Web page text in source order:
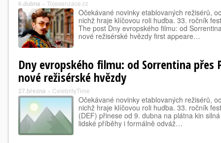
6.dubna » Tojesenzace.cz
Očekávané novinky etablovaných režisérů,
nichž hraje klíčovou roli hudba. 33. ročník
The post Dny evropského filmu: od
nové režisérské hvězdy first appeare…
Dny evropského filmu: od Sorrentina přes
nové režisérské hvězdy
27.března » CelebrityTime
Očekávané novinky etablovaných režisérů,
nichž hraje klíčovou roli hudba. 33. ročník
(DEF) přinese od 9. dubna na plátna kin
lidské příběhy i formálně odváž…